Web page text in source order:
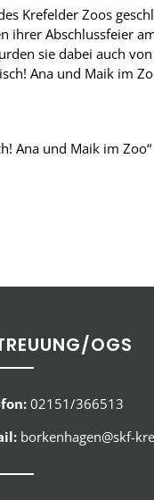
Krefelder Zoos
ihrer Abschlussfeier
sie dabei auch
Ana und Maik im
Ana und Maik im
OGS
02151/366513
borkenhagen@skf-